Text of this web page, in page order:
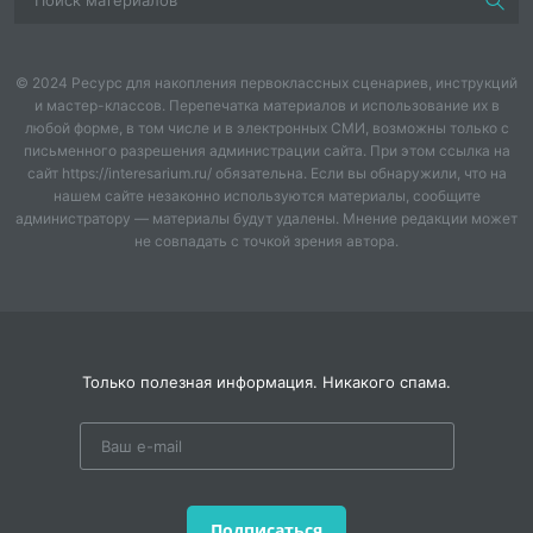
Видео-урок по сборке выкройки из распечатанных
© 2024 Ресурс для накопления первоклассных сценариев, инструкций
и мастер-классов. Перепечатка материалов и использование их в
любой форме, в том числе и в электронных СМИ, возможны только с
письменного разрешения администрации сайта. При этом ссылка на
сайт https://interesarium.ru/ обязательна. Если вы обнаружили, что на
нашем сайте незаконно используются материалы, сообщите
администратору — материалы будут удалены. Мнение редакции может
не совпадать с точкой зрения автора.
Только полезная информация. Никакого спама.